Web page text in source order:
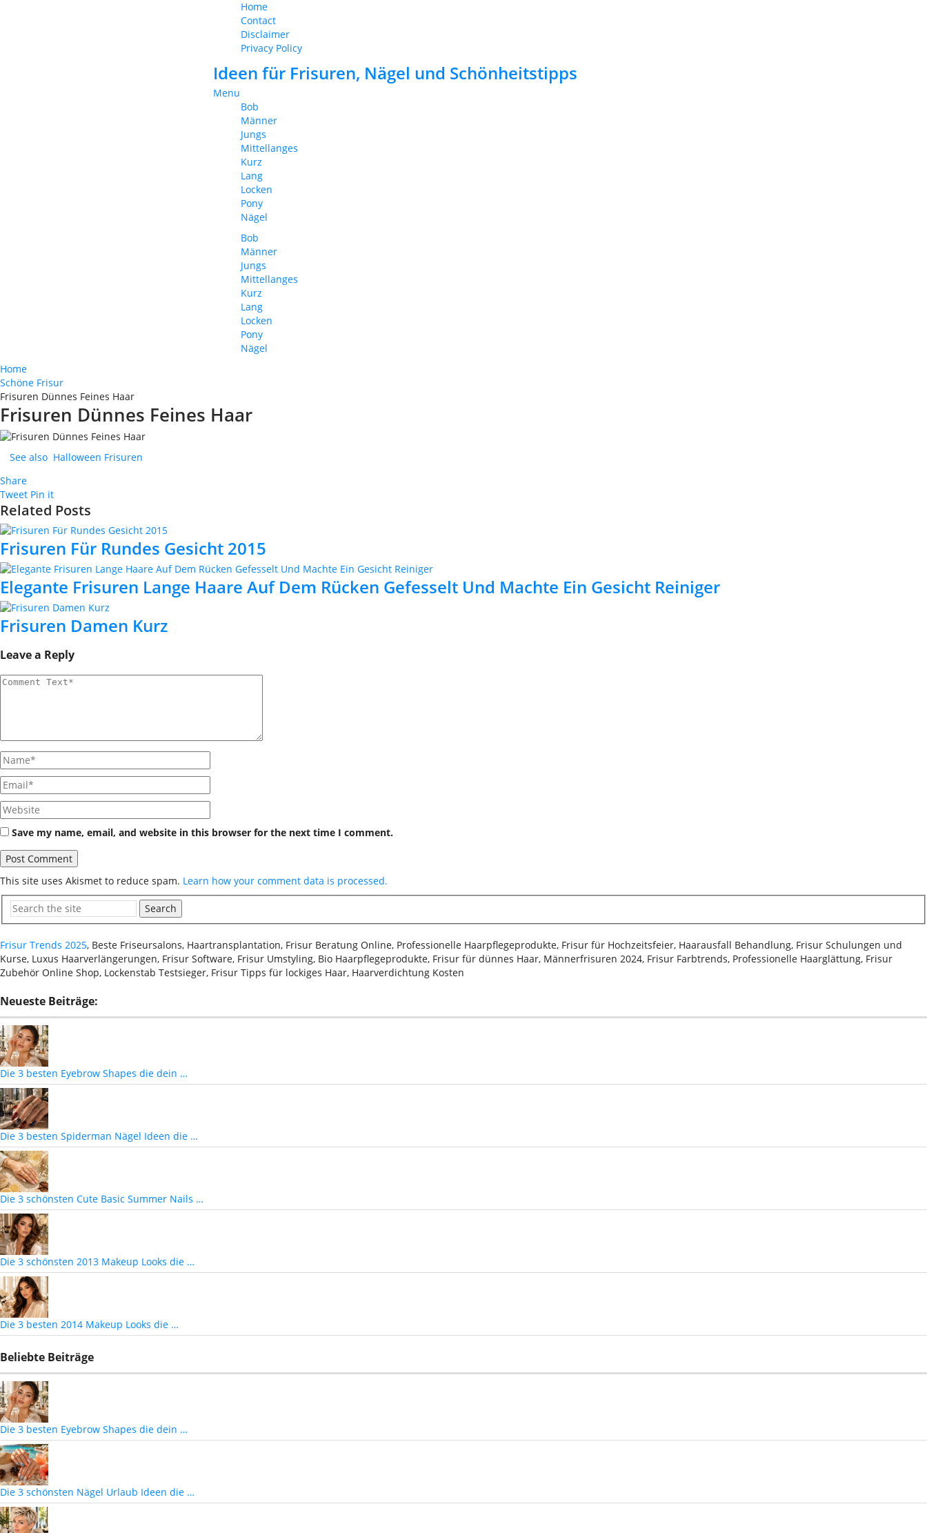
Home
Contact
Disclaimer
Privacy Policy
Ideen für Frisuren, Nägel und Schönheitstipps
Menu
Bob
Männer
Jungs
Mittellanges
Kurz
Lang
Locken
Pony
Nägel
Bob
Männer
Jungs
Mittellanges
Kurz
Lang
Locken
Pony
Nägel
Home
Schöne Frisur
Frisuren Dünnes Feines Haar
Frisuren Dünnes Feines Haar
See also Halloween Frisuren
Share
Tweet Pin it
Related Posts
Frisuren Für Rundes Gesicht 2015
Elegante Frisuren Lange Haare Auf Dem Rücken Gefesselt Und Machte Ein Gesicht Reiniger
Frisuren Damen Kurz
Leave a Reply
Save my name, email, and website in this browser for the next time I comment.
This site uses Akismet to reduce spam. Learn how your comment data is processed.
Search
Frisur Trends 2025, Beste Friseursalons, Haartransplantation, Frisur Beratung Online, Professionelle Haarpflegeprodukte, Frisur für Hochzeitsfeier, Haarausfall Behandlung, Frisur Schulungen und
Kurse, Luxus Haarverlängerungen, Frisur Software, Frisur Umstyling, Bio Haarpflegeprodukte, Frisur für dünnes Haar, Männerfrisuren 2024, Frisur Farbtrends, Professionelle Haarglättung, Frisur
Zubehör Online Shop, Lockenstab Testsieger, Frisur Tipps für lockiges Haar, Haarverdichtung Kosten
Neueste Beiträge:
Die 3 besten Eyebrow Shapes die dein …
Die 3 besten Spiderman Nägel Ideen die …
Die 3 schönsten Cute Basic Summer Nails …
Die 3 schönsten 2013 Makeup Looks die …
Die 3 besten 2014 Makeup Looks die …
Beliebte Beiträge
Die 3 besten Eyebrow Shapes die dein …
Die 3 schönsten Nägel Urlaub Ideen die …